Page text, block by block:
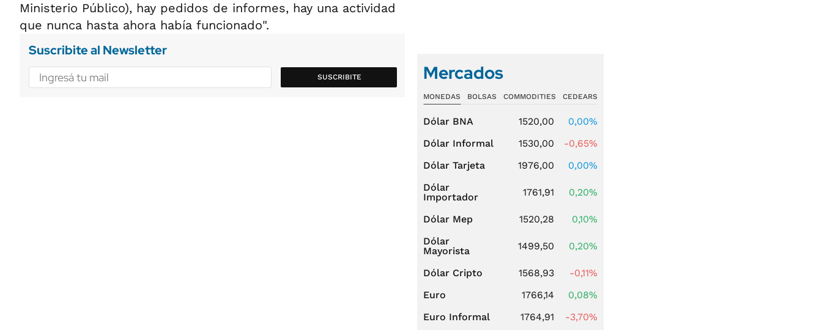
Ministerio Público), hay pedidos de informes, hay una actividad
que nunca hasta ahora había funcionado".
Suscribite al Newsletter
SUSCRIBITE Mercados
MONEDAS BOLSAS COMMODITIES CEDEARS
Dólar BNA 1520,00
0,00%
Dólar Informal
1530,00
-0,65%
Dólar Tarjeta
1976,00
0,00%
Dólar
Importador
1761,91 0,20%
Dólar Mep 1520,28
0,10%
Dólar
Mayorista
1499,50 0,20%
Dólar Cripto 1568,93
-0,11%
Euro
1766,14
0,08%
Euro Informal
1764,91 -3,70%